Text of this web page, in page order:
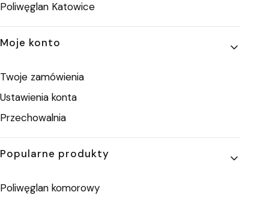
Poliwęglan Katowice
Moje konto
Twoje zamówienia
Ustawienia konta
Przechowalnia
Popularne produkty
Poliwęglan komorowy